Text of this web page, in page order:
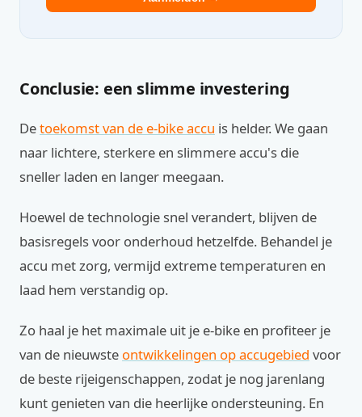
Conclusie: een slimme investering
Detoekomst van de e-bike accu is helder. We gaan
naar lichtere, sterkere en slimmere accu's die
sneller laden en langer meegaan.
Hoewel de technologie snel verandert, blijven de
basisregels voor onderhoud hetzelfde. Behandel je
accu met zorg, vermijd extreme temperaturen en
laad hem verstandig op.
Zo haal je het maximale uit je e-bike en profiteer je
van de nieuwste ontwikkelingen op accugebied voor
de beste rijeigenschappen, zodat je nog jarenlang
kunt genieten van die heerlijke ondersteuning. En